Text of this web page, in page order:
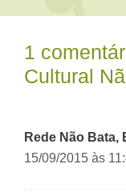
1
Cultural
Rede Não Bata,
15/09/2015 às